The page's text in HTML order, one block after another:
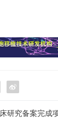
研究备案完成